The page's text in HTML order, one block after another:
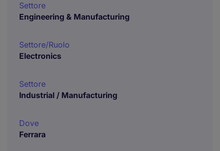
Settore
Engineering & Manufacturing
Settore/Ruolo
Electronics
Settore
Industrial / Manufacturing
Dove
Ferrara